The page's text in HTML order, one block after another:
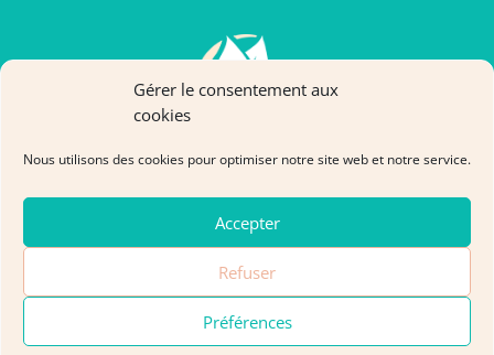
Gérer le consentement aux
cookies
Nous utilisons des cookies pour optimiser notre site web et notre service.
Accepter
Refuser
Préférences
Cabinet Ô Natur'El - Copyright © 2026 | Tous droits
reservés.